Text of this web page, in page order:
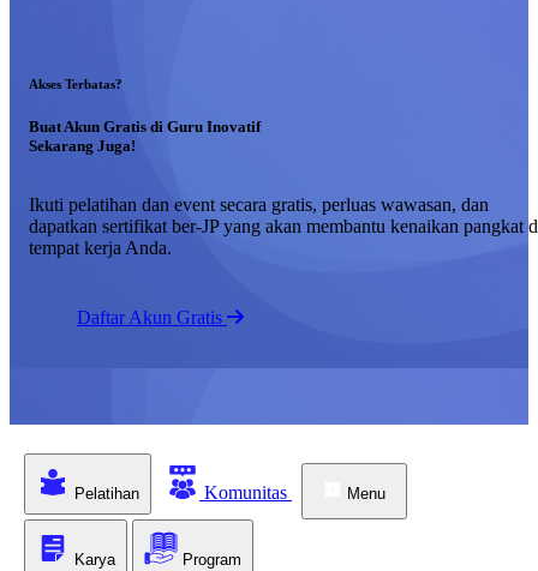
Akses Terbatas?
Buat Akun Gratis di Guru Inovatif
Sekarang Juga!
Ikuti pelatihan dan event secara gratis, perluas wawasan, dan
dapatkan sertifikat ber-JP yang akan membantu kenaikan pangkat
tempat kerja Anda.
Daftar Akun Gratis
Pelatihan Komunitas Menu
Karya Program